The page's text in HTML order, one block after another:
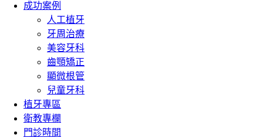
成功案例
人工植牙
牙周治療
美容牙科
齒顎矯正
顯微根管
兒童牙科
植牙專區
衛教專欄
門診時間